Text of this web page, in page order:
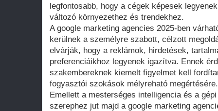
legfontosabb, hogy a cégek képesek
változó környezethez és trendekhez.
A google marketing agencies 2025-ben
kerülnek a személyre szabott, célzott
elvárják, hogy a reklámok, hirdetések,
preferenciáikhoz legyenek igazítva. Ennek
szakembereknek kiemelt figyelmet kell
fogyasztói szokások mélyreható megértésére.
Emellett a mesterséges intelligencia és a
szerephez jut majd a google marketing